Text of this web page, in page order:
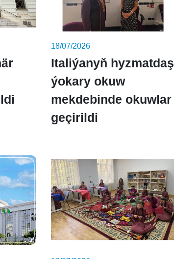
18/07/2026
Italiýanyň hyzmatdaş
ýokary okuw
mekdebinde okuwlar
geçirildi